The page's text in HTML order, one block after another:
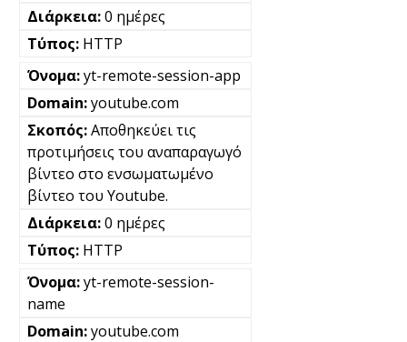
0 ημέρες
HTTP
yt-remote-session-app
youtube.com
Αποθηκεύει τις
προτιμήσεις του αναπαραγωγό
βίντεο στο ενσωματωμένο
βίντεο του Youtube.
0 ημέρες
HTTP
yt-remote-session-
name
youtube.com